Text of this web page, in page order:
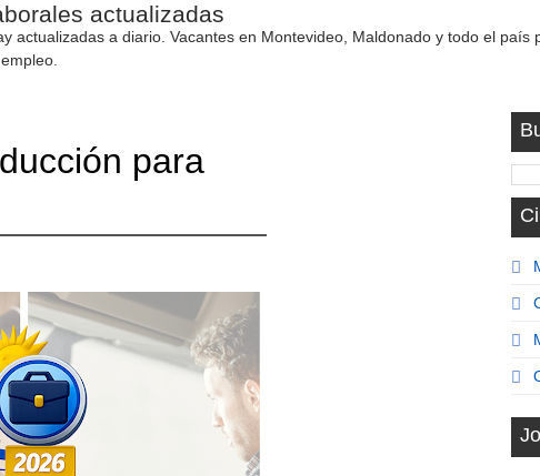
actualizadas
actualizadas a diario. Vacantes en Montevideo, Maldonado y todo el país
para